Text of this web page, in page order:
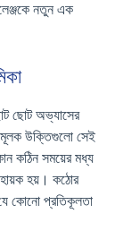
নতুন এক
ছোট অভ্যাসের
উক্তিগুলো সেই
কঠিন সময়ের মধ্য
হয়। কঠোর
যে কোনো প্রতিকূলতা